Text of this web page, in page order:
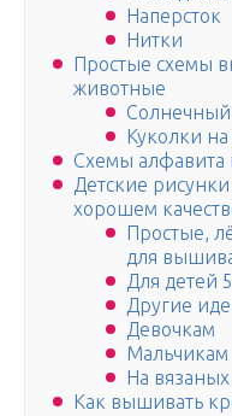
Наперсток
Нитки
Простые схемы
животные
Куколки на
Схемы
Детские
хорошем
Простые,
для
Для детей
Другие
Девочкам
Мальчикам
На
Как вышивать